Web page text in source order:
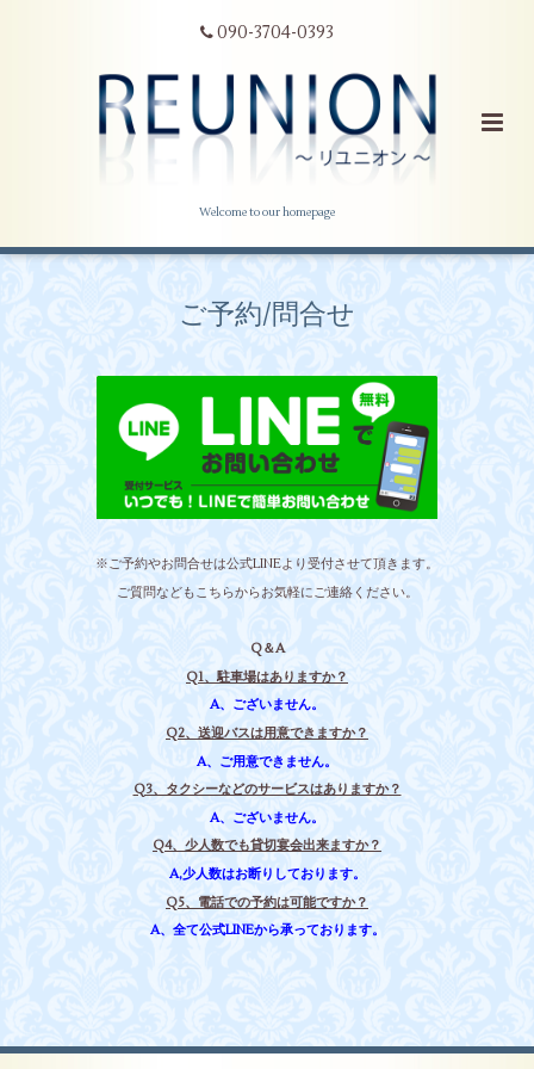
090-3704-0393
Welcome to our homepage
ご予約/問合せ
※ご予約やお問合せは公式LINEより受付させて頂きます。
ご質問などもこちらからお気軽にご連絡ください。
Q＆A
Q1、駐車場はありますか？
A、ございません。
Q2、送迎バスは用意できますか？
A、ご用意できません。
Q3、タクシーなどのサービスはありますか？
A、ございません。
Q4、少人数でも貸切宴会出来ますか？
A,少人数はお断りしております。
Q5、電話での予約は可能ですか？
A、全て公式LINEから承っております。